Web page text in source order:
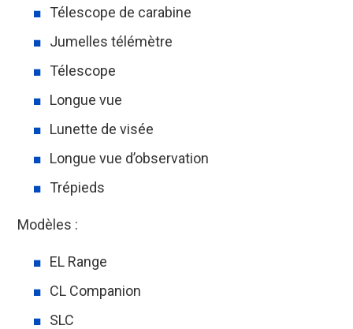
Télescope de carabine
Jumelles télémètre
Télescope
Longue vue
Lunette de visée
Longue vue d’observation
Trépieds
Modèles :
EL Range
CL Companion
SLC